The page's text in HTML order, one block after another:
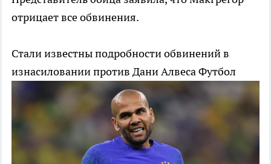
отрицает все обвинения.
Стали известны подробности обвинений в
изнасиловании против Дани АлвесаФутбол